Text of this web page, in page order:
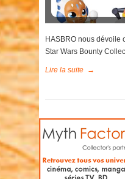
HASBRO nous dévoile
Star Wars Bounty
Lire la suite →